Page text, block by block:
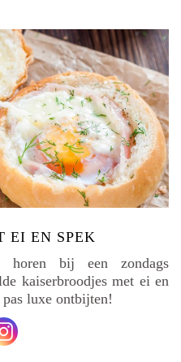
EI EN SPEK
horen bij een zondags
kaiserbroodjes met ei en
luxe ontbijten!